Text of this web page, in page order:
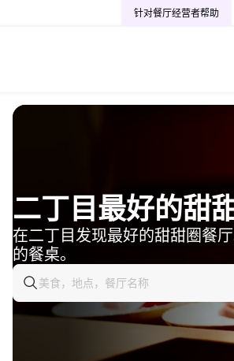
针对餐厅经营者帮助
二丁目最好的甜
在二丁目发现最好的甜甜圈餐
的餐桌。